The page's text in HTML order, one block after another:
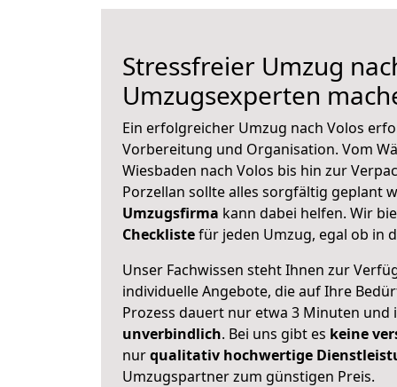
Stressfreier Umzug
Umzugsexperten
Ein erfolgreicher Umzug nach Volos
Vorbereitung und Organisation. Vom
Wiesbaden nach Volos bis hin zur
Porzellan sollte alles sorgfältig geplant
Umzugsfirma kann dabei helfen. Wir
Checklistefür jeden Umzug, egal ob in
Unser Fachwissen steht Ihnen zur
individuelle Angebote, die auf Ihre
Prozess dauert nur etwa 3 Minuten und
unverbindlich. Bei uns gibt es keine
nurqualitativ hochwertige
Umzugspartner zum günstigen Preis.